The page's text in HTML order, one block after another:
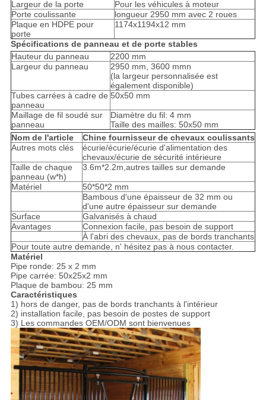
Largeur de la porte
Pour les véhicules à moteur
Porte coulissante
longueur 2950 mm avec 2 roues
Plaque en HDPE pour
porte
1174x1194x12 mm
Spécifications de panneau et de porte stables
Hauteur du panneau
2200 mm
Largeur du panneau
2950 mm, 3600 mmn
(la largeur personnalisée est
également disponible)
Tubes carrées à cadre de
panneau
50x50 mm
Maillage de fil soudé sur
panneau
Diamètre du fil: 4 mm
Taille des mailles: 50x50 mm
Nom de l'article
Chine fournisseur de chevaux coulissants
Autres mots clés
écurie/écurie/écurie d'alimentation des
chevaux/écurie de sécurité intérieure
Taille de chaque
panneau (w*h)
3.6m*2.2m,autres tailles sur demande
Matériel
50*50*2 mm
Bambous d'une épaisseur de 32 mm ou
d'une autre épaisseur sur demande
Surface
Galvanisés à chaud
Avantages
Connexion facile, pas besoin de support
À l'abri des chevaux, pas de bords tranchants
Pour toute autre demande, n' hésitez pas à nous contacter.
Matériel
Pipe ronde: 25 x 2 mm
Pipe carrée: 50x25x2 mm
Plaque de bambou: 25 mm
Caractéristiques
1) hors de danger, pas de bords tranchants à l'intérieur
2) installation facile, pas besoin de postes de support
3) Les commandes OEM/ODM sont bienvenues